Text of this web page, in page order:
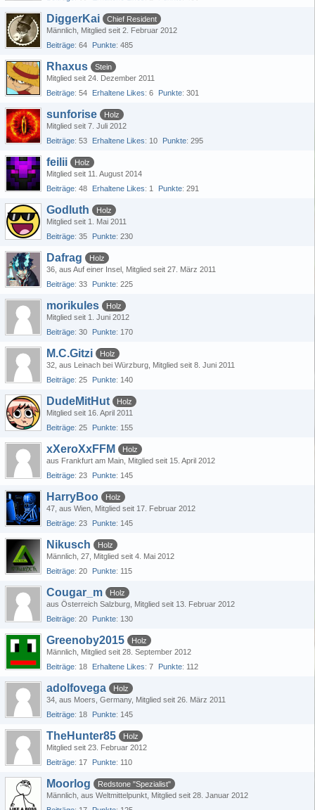
DiggerKai
Chief Resident
Männlich Mitglied seit 2. Februar 2012
Beiträge 64 Punkte 485
Rhaxus
Stein
Mitglied seit 24. Dezember 2011
Beiträge 54 Erhaltene Likes 6 Punkte 301
sunforise
Holz
Mitglied seit 7. Juli 2012
Beiträge 53 Erhaltene Likes 10 Punkte 295
feilii
Holz
Mitglied seit 11. August 2014
Beiträge 48 Erhaltene Likes 1 Punkte 291
Godluth
Holz
Mitglied seit 1. Mai 2011
Beiträge 35 Punkte 230
Dafrag
Holz
36 aus Auf einer Insel Mitglied seit 27. März 2011
Beiträge 33 Punkte 225
morikules
Holz
Mitglied seit 1. Juni 2012
Beiträge 30 Punkte 170
M.C.Gitzi
Holz
32 aus Leinach bei Würzburg Mitglied seit 8. Juni 2011
Beiträge 25 Punkte 140
DudeMitHut
Holz
Mitglied seit 16. April 2011
Beiträge 25 Punkte 155
xXeroXxFFM
Holz
aus Frankfurt am Main Mitglied seit 15. April 2012
Beiträge 23 Punkte 145
HarryBoo
Holz
47 aus Wien Mitglied seit 17. Februar 2012
Beiträge 23 Punkte 145
Nikusch
Holz
Männlich 27 Mitglied seit 4. Mai 2012
Beiträge 20 Punkte 115
Cougar_m
Holz
aus Österreich Salzburg Mitglied seit 13. Februar 2012
Beiträge 20 Punkte 130
Greenoby2015
Holz
Männlich Mitglied seit 28. September 2012
Beiträge 18 Erhaltene Likes 7 Punkte 112
adolfovega
Holz
34 aus Moers, Germany Mitglied seit 26. März 2011
Beiträge 18 Punkte 145
TheHunter85
Holz
Mitglied seit 23. Februar 2012
Beiträge 17 Punkte 110
Moorlog
Redstone "Spezialist"
Männlich aus Weltmittelpunkt Mitglied seit 28. Januar 2012